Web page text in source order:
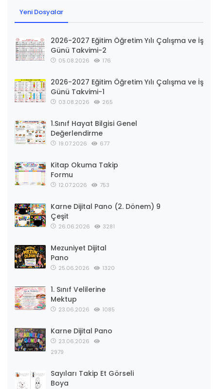
Yeni Dosyalar
2026-2027 Eğitim Öğretim Yılı Çalışma ve İş
Günü Takvimi-2
05.08.2026 176
2026-2027 Eğitim Öğretim Yılı Çalışma ve İş
Günü Takvimi-1
03.08.2026 265
1.Sınıf Hayat Bilgisi Genel
Değerlendirme
19.07.2026 677
Kitap Okuma Takip
Formu
12.07.2026 753
Karne Dijital Pano (2. Dönem) 9
Çeşit
26.06.2026 3281
Mezuniyet Dijital
Pano
25.06.2026 1320
1. Sınıf Velilerine
Mektup
23.06.2026 1085
Karne Dijital Pano
23.06.2026
2979
Sayıları Takip Et Görseli
Boya